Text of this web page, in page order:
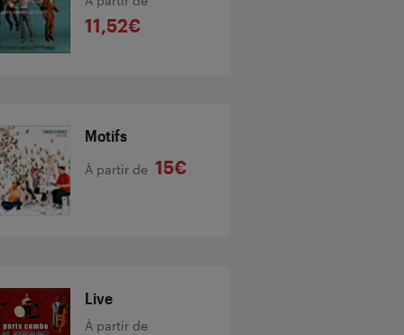
11,52€
Motifs
À partir de 15€
Live
À partir de